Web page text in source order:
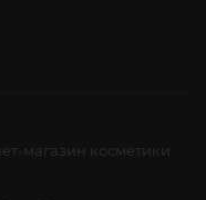
магазин косметики